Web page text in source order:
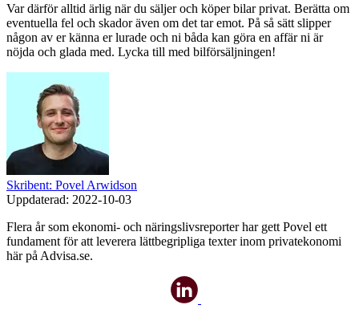
Var därför alltid ärlig när du säljer och köper bilar privat. Berätta om
eventuella fel och skador även om det tar emot. På så sätt slipper
någon av er känna er lurade och ni båda kan göra en affär ni är
nöjda och glada med. Lycka till med bilförsäljningen!
Skribent: Povel Arwidson
Uppdaterad: 2022-10-03
Flera år som ekonomi- och näringslivsreporter har gett Povel ett
fundament för att leverera lättbegripliga texter inom privatekonomi
här på Advisa.se.